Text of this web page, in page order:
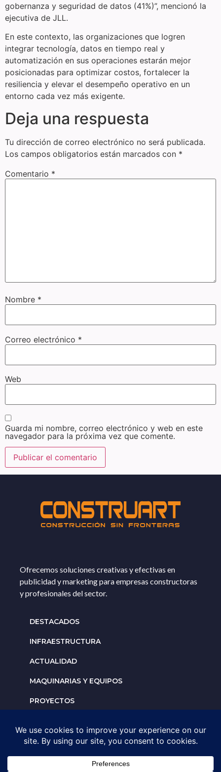
gobernanza y seguridad de datos (41%)”, mencionó la
ejecutiva de JLL.
En este contexto, las organizaciones que logren
integrar tecnología, datos en tiempo real y
automatización en sus operaciones estarán mejor
posicionadas para optimizar costos, fortalecer la
resiliencia y elevar el desempeño operativo en un
entorno cada vez más exigente.
Deja una respuesta
Tu dirección de correo electrónico no será publicada.
Los campos obligatorios están marcados con *
Comentario *
Nombre *
Correo electrónico *
Web
Guarda mi nombre, correo electrónico y web en este
navegador para la próxima vez que comente.
Ofrecemos soluciones creativas y efectivas en
publicidad y marketing para empresas constructoras
y profesionales del sector.
DESTACADOS
INFRAESTRUCTURA
ACTUALIDAD
MAQUINARIAS Y EQUIPOS
PROYECTOS
Solicita un espacio para
tu negocio